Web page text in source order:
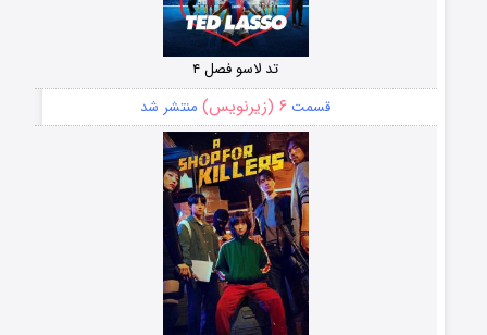
تد لاسو فصل ۴
قسمت ۶ (زیرنویس) منتشر شد